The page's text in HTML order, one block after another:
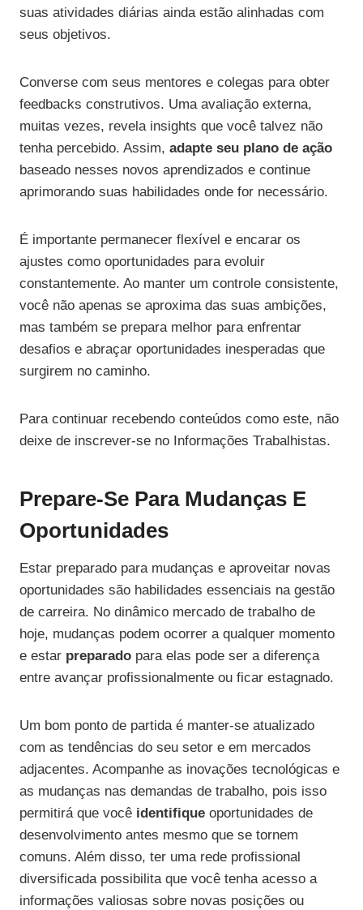
suas atividades diárias ainda estão alinhadas com
seus objetivos.
Converse com seus mentores e colegas para obter
feedbacks construtivos. Uma avaliação externa,
muitas vezes, revela insights que você talvez não
tenha percebido. Assim, adapte seu plano de ação
baseado nesses novos aprendizados e continue
aprimorando suas habilidades onde for necessário.
É importante permanecer flexível e encarar os
ajustes como oportunidades para evoluir
constantemente. Ao manter um controle consistente,
você não apenas se aproxima das suas ambições,
mas também se prepara melhor para enfrentar
desafios e abraçar oportunidades inesperadas que
surgirem no caminho.
Para continuar recebendo conteúdos como este, não
deixe de inscrever-se no Informações Trabalhistas.
Prepare-Se Para Mudanças E
Oportunidades
Estar preparado para mudanças e aproveitar novas
oportunidades são habilidades essenciais na gestão
de carreira. No dinâmico mercado de trabalho de
hoje, mudanças podem ocorrer a qualquer momento
e estar preparado para elas pode ser a diferença
entre avançar profissionalmente ou ficar estagnado.
Um bom ponto de partida é manter-se atualizado
com as tendências do seu setor e em mercados
adjacentes. Acompanhe as inovações tecnológicas e
as mudanças nas demandas de trabalho, pois isso
permitirá que você identifique oportunidades de
desenvolvimento antes mesmo que se tornem
comuns. Além disso, ter uma rede profissional
diversificada possibilita que você tenha acesso a
informações valiosas sobre novas posições ou